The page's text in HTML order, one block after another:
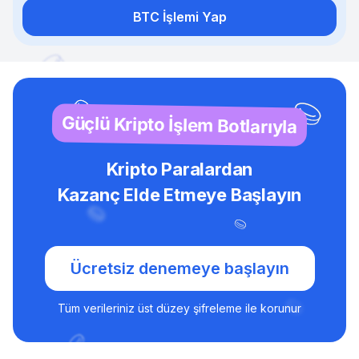
BTC İşlemi Yap
Güçlü Kripto İşlem Botlarıyla
Kripto Paralardan
Kazanç Elde Etmeye Başlayın
Ücretsiz denemeye başlayın
Tüm verileriniz üst düzey şifreleme ile korunur